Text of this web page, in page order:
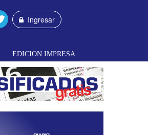
Ingresar
EDICION IMPRESA